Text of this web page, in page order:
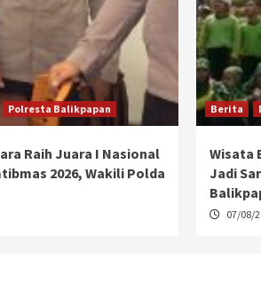
Polresta Balikpapan
Raih Juara I Nasional
2026, Wakili Polda
Berita
Wisata
Jadi
07/08/